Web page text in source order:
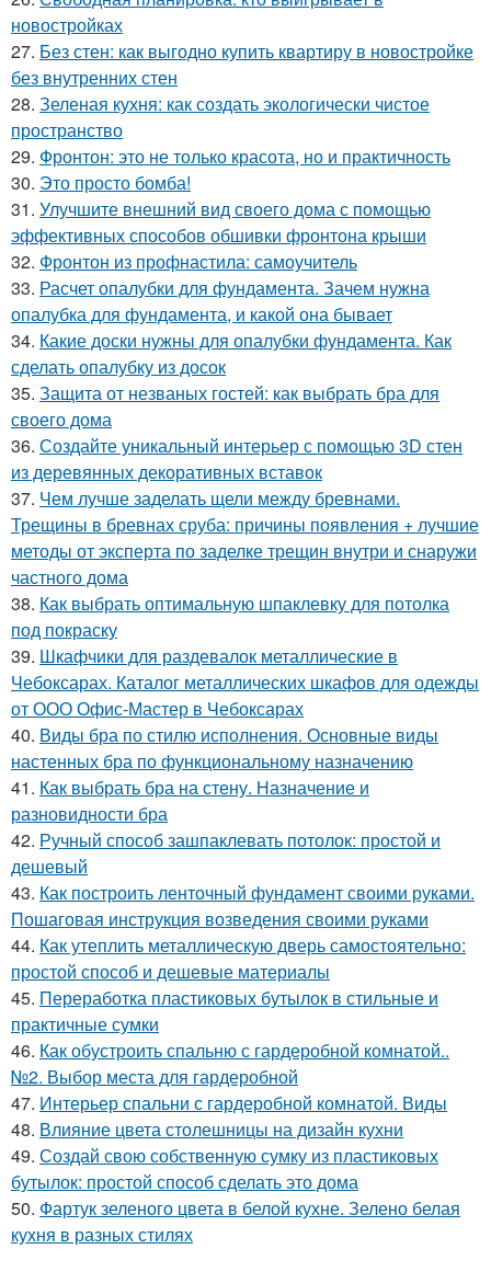
новостройках
27. Без стен: как выгодно купить квартиру в новостройке
без внутренних стен
28. Зеленая кухня: как создать экологически чистое
пространство
29. Фронтон: это не только красота, но и практичность
30. Это просто бомба!
31. Улучшите внешний вид своего дома с помощью
эффективных способов обшивки фронтона крыши
32. Фронтон из профнастила: самоучитель
33. Расчет опалубки для фундамента. Зачем нужна
опалубка для фундамента, и какой она бывает
34. Какие доски нужны для опалубки фундамента. Как
сделать опалубку из досок
35. Защита от незваных гостей: как выбрать бра для
своего дома
36. Создайте уникальный интерьер с помощью 3D стен
из деревянных декоративных вставок
37. Чем лучше заделать щели между бревнами.
Трещины в бревнах сруба: причины появления + лучшие
методы от эксперта по заделке трещин внутри и снаружи
частного дома
38. Как выбрать оптимальную шпаклевку для потолка
под покраску
39. Шкафчики для раздевалок металлические в
Чебоксарах. Каталог металлических шкафов для одежды
от ООО Офис-Мастер в Чебоксарах
40. Виды бра по стилю исполнения. Основные виды
настенных бра по функциональному назначению
41. Как выбрать бра на стену. Назначение и
разновидности бра
42. Ручный способ зашпаклевать потолок: простой и
дешевый
43. Как построить ленточный фундамент своими руками.
Пошаговая инструкция возведения своими руками
44. Как утеплить металлическую дверь самостоятельно:
простой способ и дешевые материалы
45. Переработка пластиковых бутылок в стильные и
практичные сумки
46. Как обустроить спальню с гардеробной комнатой..
№2. Выбор места для гардеробной
47. Интерьер спальни с гардеробной комнатой. Виды
48. Влияние цвета столешницы на дизайн кухни
49. Создай свою собственную сумку из пластиковых
бутылок: простой способ сделать это дома
50. Фартук зеленого цвета в белой кухне. Зелено белая
кухня в разных стилях